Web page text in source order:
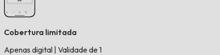
Cobertura limitada
Apenas digital Validade de 1